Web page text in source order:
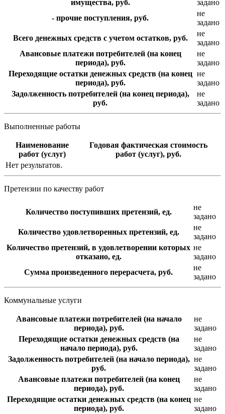
имущества, руб.
задано
- прочие поступления, руб.
не
задано
Всего денежных средств с учетом остатков, руб.
не
задано
Авансовые платежи потребителей (на конец
периода), руб.
не
задано
Переходящие остатки денежных средств (на конец
периода), руб.
не
задано
Задолженность потребителей (на конец периода),
руб.
не
задано
Выполненные работы
Наименование
работ (услуг)
Годовая фактическая стоимость
работ (услуг), руб.
Нет результатов.
Претензии по качеству работ
Количество поступивших претензий, ед.
не
задано
Количество удовлетворенных претензий, ед.
не
задано
Количество претензий, в удовлетворении которых
отказано, ед.
не
задано
Сумма произведенного перерасчета, руб.
не
задано
Коммунальные услуги
Авансовые платежи потребителей (на начало
периода), руб.
не
задано
Переходящие остатки денежных средств (на
начало периода), руб.
не
задано
Задолженность потребителей (на начало периода),
руб.
не
задано
Авансовые платежи потребителей (на конец
периода), руб.
не
задано
Переходящие остатки денежных средств (на конец
периода), руб.
не
задано